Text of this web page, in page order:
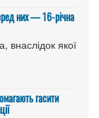
них — 16-річна
внаслідок якої
гасити